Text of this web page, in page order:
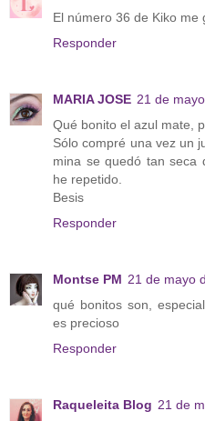
El número 36 de Kiko me
Responder
MARIA JOSE 21 de
Qué bonito el azul mate,
Sólo compré una vez un
mina se quedó tan
he repetido.
Besis
Responder
Montse PM 21 de mayo
qué bonitos son,
es precioso
Responder
Raqueleita Blog 21 de